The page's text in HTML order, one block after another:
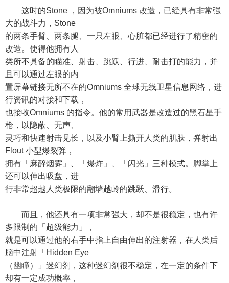
这时的Stone ，因为被Omniums 改造，已经具有非常强
大的战斗力，Stone
的两条手臂、两条腿、一只左眼、心脏都已经进行了精密的
改造。使得他拥有人
类所不具备的瞄准、射击、跳跃、行进、耐击打的能力，并
且可以通过左眼的内
置屏幕链接无所不在的Omniums 全球无线卫星信息网络，进
行资讯的对接和下载，
也接收Omniums 的指令。他的常用武器是改造过的黑石星手
枪，以隐蔽、无声、
灵巧和快速射击见长，以及小臂上撕开人类的肌肤，弹射出
Flout 小型爆裂弹，
拥有「麻醉烟雾」、「爆炸」、「闪光」三种模式。脚掌上
还可以伸出吸盘，进
行非常超越人类极限的翻墙越岭的跳跃、滑行。
而且，他还具有一项非常强大，却不是很稳定，也有许
多限制的「超级能力」，
就是可以通过他的右手中指上自由伸出的注射器，在人类后
脑中注射「Hidden Eye
（幽瞳）」迷幻剂，这种迷幻剂很不稳定，在一定的条件下
却有一定成功概率，